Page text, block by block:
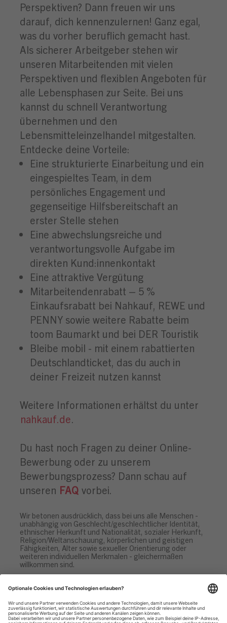
Perspektiven? Dann freuen wir uns
darauf, dich kennenzulernen! Ganz egal,
was du vorher beruflich gemacht hast.
Als sicherer Arbeitgeber stehen wir
unseren Mitarbeitenden mit vielen
Perspektiven und flexiblen Angeboten für
alle Lebensphasen zur Seite. Bei uns
kannst du schnell Verantwortung
übernehmen und den
Lebensmitteleinzelhandel mitgestalten.
Entdecke deine Vorteile:
Eine strukturierte Einarbeitung und ein
eingespieltes Team, in dem
persönliches Engagement und
gegenseitige Hilfsbereitschaft an
erster Stelle stehen
Eine abwechslungsreiche und
verantwortungsvolle Aufgabe im
direkten Kund:innenkontakt
Eine attraktive Vergütung
Mitarbeitendenrabatt – 5 %
Einkaufsrabatt bei Nahkauf, REWE und
PENNY sowie weitere Rabatte beim
toom Baumarkt und bei DER Touristik
Bleibe mobil - mit einem rabattierten
Deutschlandticket, das du auch in
deiner Freizeit nutzen kannst
Weitere Informationen erhältst du unter
nahkauf.de.
Du hast noch Fragen zu deiner Online-
Bewerbung oder zu unserem
Bewerbungsprozess? Dann schau auf
unseren FAQ vorbei.
Wir betonen ausdrücklich, dass bei uns alle Menschen -
unabhängig von Geschlecht/geschlechtlicher Identität,
ethnischer Herkunft und Nationalität, sozialer Herkunft,
Religion/Weltanschauung, körperlichen und geistigen
Fähigkeiten, Alter sowie sexueller Orientierung oder
weiteren individuellen Merkmalen - gleichermaßen
willkommen sind.